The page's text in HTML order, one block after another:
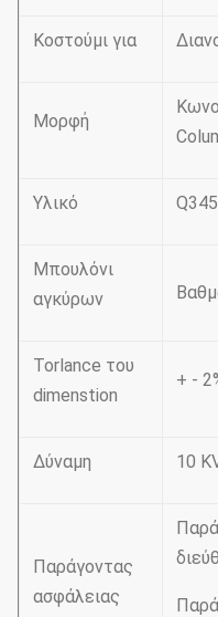
Κοστούμι για
Μορφή
Υλικό
Μπουλόνι
αγκύρων
Torlance του
dimenstion
+ -
Δύναμη 10
Παράγοντας
ασφάλειας